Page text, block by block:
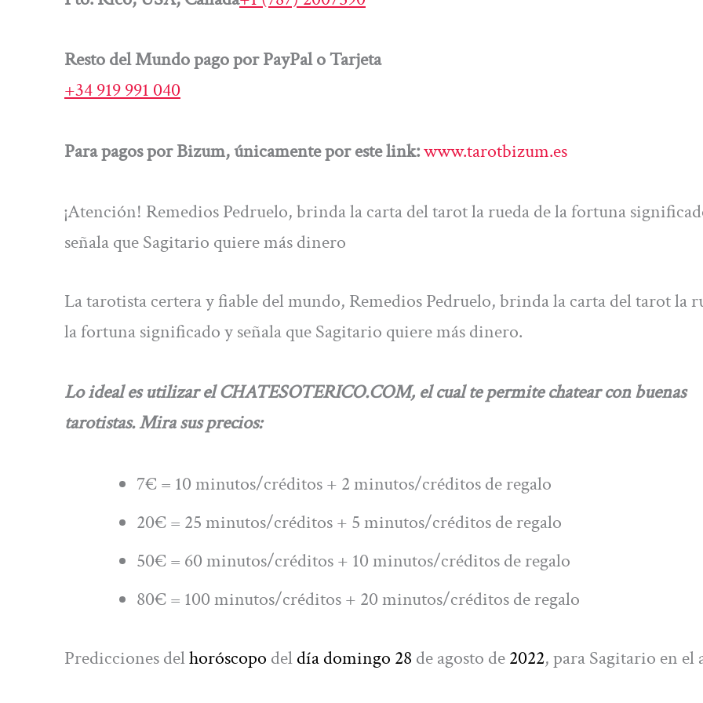
Resto del Mundo pago por PayPal o Tarjeta
+34 919 991 040
Para pagos por Bizum, únicamente por este link:www.tarotbizum.es
¡Atención! Remedios Pedruelo, brinda la carta del tarot la rueda de la fortuna
señala que Sagitario quiere más dinero
La tarotista certera y fiable del mundo, Remedios Pedruelo, brinda la carta del tarot la
la fortuna significado y señala que Sagitario quiere más dinero.
Lo ideal es utilizar el CHATESOTERICO.COM, el cual te permite chatear con buenas
tarotistas. Mira sus precios:
7€ = 10 minutos/créditos + 2 minutos/créditos de regalo
20€ = 25 minutos/créditos + 5 minutos/créditos de regalo
50€ = 60 minutos/créditos + 10 minutos/créditos de regalo
80€ = 100 minutos/créditos + 20 minutos/créditos de regalo
Predicciones delhoróscopo deldía domingo 28 de agosto de2022, para Sagitario en el